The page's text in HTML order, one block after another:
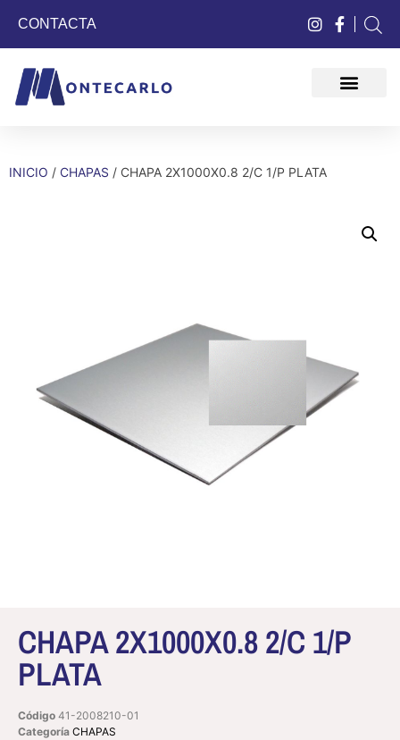
CONTACTA
INICIO / CHAPAS / CHAPA 2X1000X0.8 2/C 1/P PLATA
CHAPA 2X1000X0.8 2/C 1/P
PLATA
Código 41-2008210-01
Categoría CHAPAS